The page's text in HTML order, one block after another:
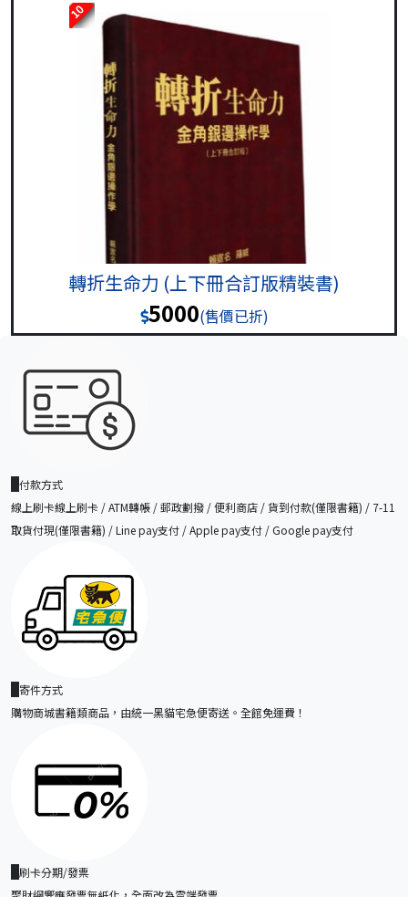
10
轉折生命力 (上下冊合訂版精裝書)
5000(售價已折)
付款方式
線上刷卡線上刷卡 / ATM轉帳 / 郵政劃撥 / 便利商店 / 貨到付款(僅限書籍) / 7-11
取貨付現(僅限書籍) / Line pay支付 / Apple pay支付 / Google pay支付
寄件方式
購物商城書籍類商品，由統一黑貓宅急便寄送。全館免運費！
刷卡分期/發票